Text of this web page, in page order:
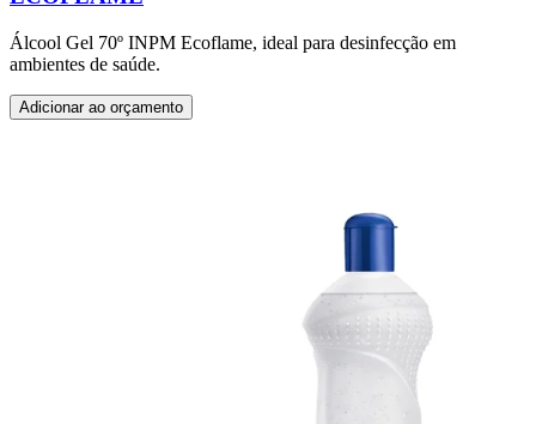
Álcool Gel 70º INPM Ecoflame, ideal para desinfecção em
ambientes de saúde.
Adicionar ao orçamento